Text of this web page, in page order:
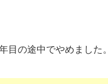
目の途中でやめました。